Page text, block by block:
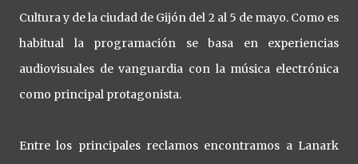
Cultura y de la ciudad de Gijón del 2 al 5 de mayo. Como es
habitual la programación se basa en experiencias
audiovisuales de vanguardia con la música electrónica
como principal protagonista.
Entre los principales reclamos encontramos a Lanark